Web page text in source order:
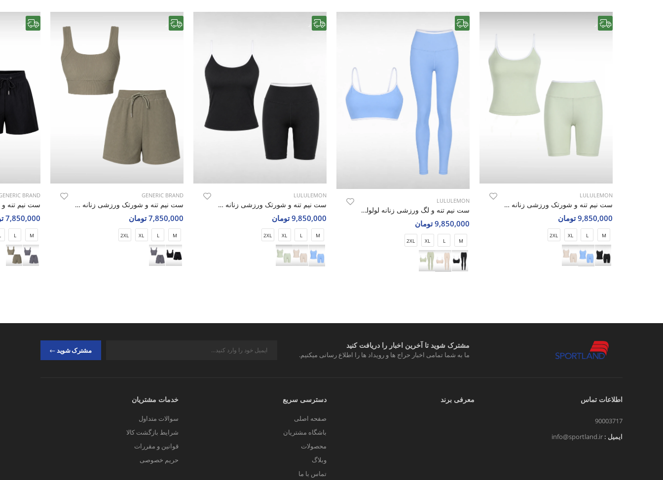
رایگان
LULULEMON
ست نیم تنه و شورتک ورزشی زنانه لولولمون Golden Bloom W
9,850,000 تومان
M
L
XL
2XL
LULULEMON
ست نیم تنه و لگ ورزشی زنانه لولولمون Luna Charm W
9,850,000 تومان
M
L
XL
2XL
رایگان
LULULEMON
ست نیم تنه و شورتک ورزشی زنانه لولولمون Golden Bloom W
9,850,000 تومان
M
L
XL
2XL
GENERIC BRAND
ست نیم تنه و شورتک ورزشی زنانه بدون برند Active Charm W
7,850,000 تومان
M
L
XL
2XL
BRAND
7,850,000 تومان
M
L
مشترک شوید تا آخرین اخبار را دریافت کنید
ما به شما تمامی اخبار حراج ها و رویداد ها را اطلاع رسانی میکنیم.
مشترک شوید
اطلاعات تماس
90003717
ایمیل : info@sportland.ir
معرفی برند دسترسی سریع
صفحه اصلی
باشگاه مشتریان
محصولات
وبلاگ
تماس با ما
خدمات مشتریان
سوالات متداول
شرایط بازگشت کالا
قوانین و مقررات
حریم خصوصی